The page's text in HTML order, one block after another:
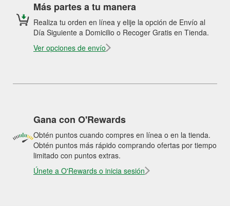
Más partes a tu manera
Realiza tu orden en línea y elije la opción de Envío al
Día Siguiente a Domicilio o Recoger Gratis en Tienda.
Ver opciones de envío
Gana con O'Rewards
Obtén puntos cuando compres en línea o en la tienda.
Obtén puntos más rápido comprando ofertas por tiempo
limitado con puntos extras.
Únete a O'Rewards o inicia sesión